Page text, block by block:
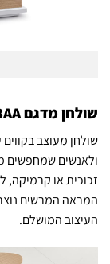
שולחן מדגם ABAA
שולחן מעוצב
ולאנשים שמחפשים
זכוכית או קרמיקה,
המראה המרשים
העיצוב המושלם.